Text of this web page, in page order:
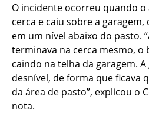
O incidente ocorreu quando
cerca e caiu sobre a garagem,
em um nível abaixo do pasto.
terminava na cerca mesmo, o
caindo na telha da garagem.
desnível, de forma que ficava
da área de pasto”, explicou o
nota.